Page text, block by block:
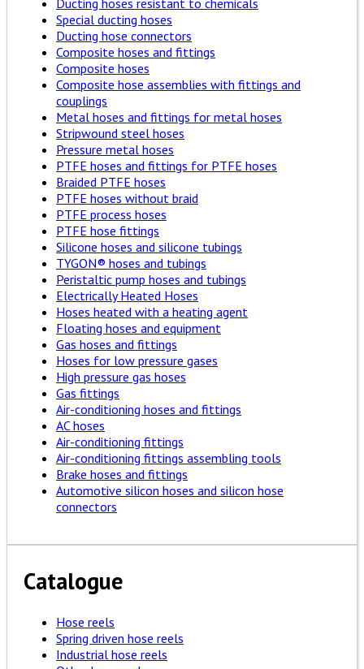
Ducting hoses resistant to chemicals
Special ducting hoses
Ducting hose connectors
Composite hoses and fittings
Composite hoses
Composite hose assemblies with fittings and
couplings
Metal hoses and fittings for metal hoses
Stripwound steel hoses
Pressure metal hoses
PTFE hoses and fittings for PTFE hoses
Braided PTFE hoses
PTFE hoses without braid
PTFE process hoses
PTFE hose fittings
Silicone hoses and silicone tubings
TYGON® hoses and tubings
Peristaltic pump hoses and tubings
Electrically Heated Hoses
Hoses heated with a heating agent
Floating hoses and equipment
Gas hoses and fittings
Hoses for low pressure gases
High pressure gas hoses
Gas fittings
Air-conditioning hoses and fittings
AC hoses
Air-conditioning fittings
Air-conditioning fittings assembling tools
Brake hoses and fittings
Automotive silicon hoses and silicon hose
connectors
Catalogue
Hose reels
Spring driven hose reels
Industrial hose reels